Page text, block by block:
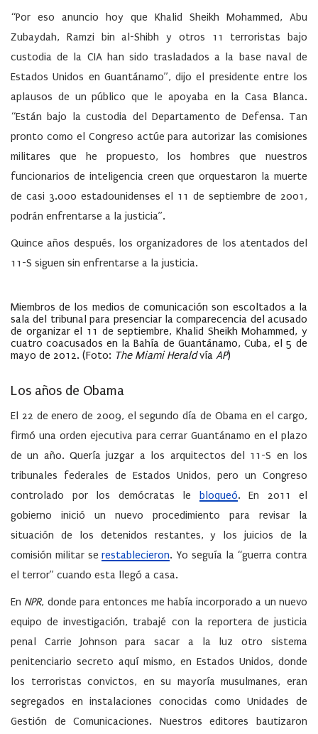
“Por eso anuncio hoy que Khalid Sheikh Mohammed, Abu
Zubaydah, Ramzi bin al-Shibh y otros 11 terroristas bajo
custodia de la CIA han sido trasladados a la base naval de
Estados Unidos en Guantánamo”, dijo el presidente entre los
aplausos de un público que le apoyaba en la Casa Blanca.
“Están bajo la custodia del Departamento de Defensa. Tan
pronto como el Congreso actúe para autorizar las comisiones
militares que he propuesto, los hombres que nuestros
funcionarios de inteligencia creen que orquestaron la muerte
de casi 3.000 estadounidenses el 11 de septiembre de 2001,
podrán enfrentarse a la justicia”.
Quince años después, los organizadores de los atentados del
11-S siguen sin enfrentarse a la justicia.
Miembros de los medios de comunicación son escoltados a la
sala del tribunal para presenciar la comparecencia del acusado
de organizar el 11 de septiembre, Khalid Sheikh Mohammed, y
cuatro coacusados en la Bahía de Guantánamo, Cuba, el 5 de
mayo de 2012. (Foto: The Miami Heraldvía AP)
Los años de Obama
El 22 de enero de 2009, el segundo día de Obama en el cargo,
firmó una orden ejecutiva para cerrar Guantánamo en el plazo
de un año. Quería juzgar a los arquitectos del 11-S en los
tribunales federales de Estados Unidos, pero un Congreso
controlado por los demócratas le bloqueó. En 2011 el
gobierno inició un nuevo procedimiento para revisar la
situación de los detenidos restantes, y los juicios de la
comisión militar serestablecieron. Yo seguía la “guerra contra
el terror” cuando esta llegó a casa.
En NPR, donde para entonces me había incorporado a un nuevo
equipo de investigación, trabajé con la reportera de justicia
penal Carrie Johnson para sacar a la luz otro sistema
penitenciario secreto aquí mismo, en Estados Unidos, donde
los terroristas convictos, en su mayoría musulmanes, eran
segregados en instalaciones conocidas como Unidades de
Gestión de Comunicaciones. Nuestros editores bautizaron